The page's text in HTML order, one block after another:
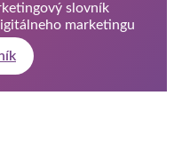
slovník
marketingu